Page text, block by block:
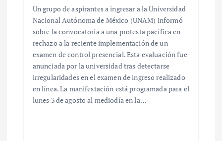
Un grupo de aspirantes a ingresar a la Universidad
Nacional Autónoma de México (UNAM) informó
sobre la convocatoria a una protesta pacífica en
rechazo a la reciente implementación de un
examen de control presencial. Esta evaluación fue
anunciada por la universidad tras detectarse
irregularidades en el examen de ingreso realizado
en línea. La manifestación está programada para el
lunes 3 de agosto al mediodía en la…